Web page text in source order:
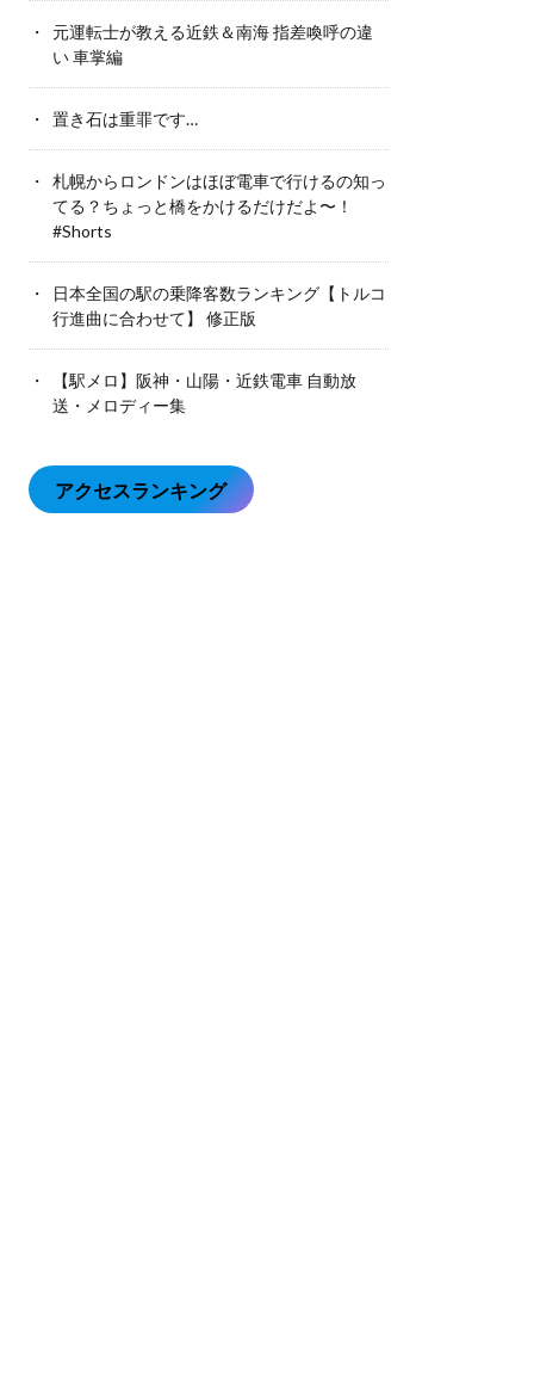
元運転士が教える近鉄＆南海 指差喚呼の違
い 車掌編
置き石は重罪です…
札幌からロンドンはほぼ電車で行けるの知っ
てる？ちょっと橋をかけるだけだよ〜！
#Shorts
日本全国の駅の乗降客数ランキング【トルコ
行進曲に合わせて】 修正版
【駅メロ】阪神・山陽・近鉄電車 自動放
送・メロディー集
アクセスランキング